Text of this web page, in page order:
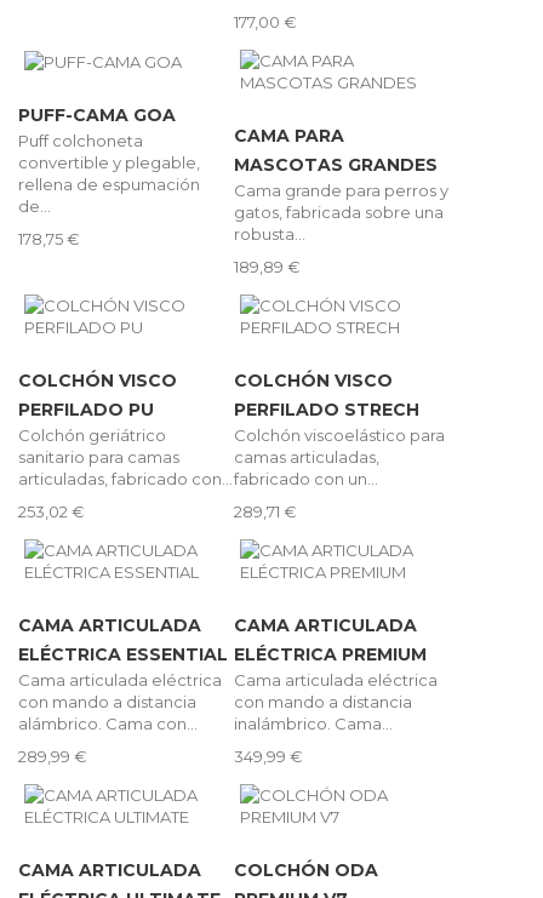
177,00 €
PUFF-CAMA GOA
Puff colchoneta
convertible y plegable,
rellena de espumación
de...
178,75 €
CAMA PARA
MASCOTAS GRANDES
Cama grande para perros y
gatos, fabricada sobre una
robusta...
189,89 €
COLCHÓN VISCO
PERFILADO PU
Colchón geriátrico
sanitario para camas
articuladas, fabricado con...
253,02 €
COLCHÓN VISCO
PERFILADO STRECH
Colchón viscoelástico para
camas articuladas,
fabricado con un...
289,71 €
CAMA ARTICULADA
ELÉCTRICA ESSENTIAL
Cama articulada eléctrica
con mando a distancia
alámbrico. Cama con...
289,99 €
CAMA ARTICULADA
ELÉCTRICA PREMIUM
Cama articulada eléctrica
con mando a distancia
inalámbrico. Cama...
349,99 €
CAMA ARTICULADA
COLCHÓN ODA